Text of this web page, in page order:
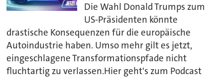
Die Wahl Donald Trumps zum
US-Präsidenten könnte
drastische Konsequenzen für die europäische
Autoindustrie haben. Umso mehr gilt es jetzt,
eingeschlagene Transformationspfade nicht
fluchtartig zu verlassen.Hier geht's zum Podcast